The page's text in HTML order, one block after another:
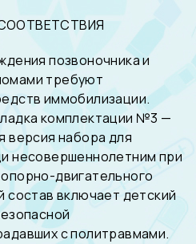
позвоночника и
требуют
иммобилизации.
комплектации №3 —
версия набора для
несовершеннолетним при
двигательного
состав включает детский
с политравмами.